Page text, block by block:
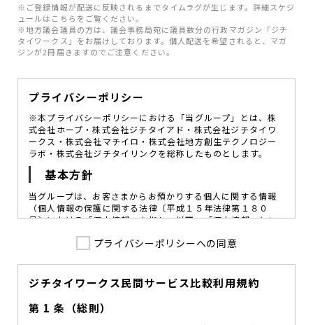
※ご登録情報が配送に反映されるまでタイムラグが生じます。詳細スケジ
ュールはこちらをご覧ください。
※地方議会議員の方は、議会事務局宛に議員数分の行政マガジン「ジチ
タイワークス」をお届けしております。個人配送を希望されると、マガ
ジンが2冊届きますのでご注意ください。
プライバシーポリシー
※本プライバシーポリシーにおける「当グループ」とは、株
式会社ホープ・株式会社ジチタイアド・株式会社ジチタイワ
ークス・株式会社マチイロ・株式会社地方創生テクノロジー
ラボ・株式会社ジチタイリンクを総称したものとします。
基本方針
当グループは、お客さまからお預かりする個人に関する情報
（個人情報の保護に関する法律〔平成１５年法律第１８０
号〕における「個人情報」を指し、以下、「個人情報」とい
図ることが、重要な社会的責務であると考えております。
を定め、役員及び従業員に個人情報保護の重要性の認識と取
組みを徹底させることによって、個人情報の適切な取り扱い
に努めてまいります。
プライバシーポリシーへの同意
ジチタイワークス民間サービス比較利用規約
第 1 条（総則）